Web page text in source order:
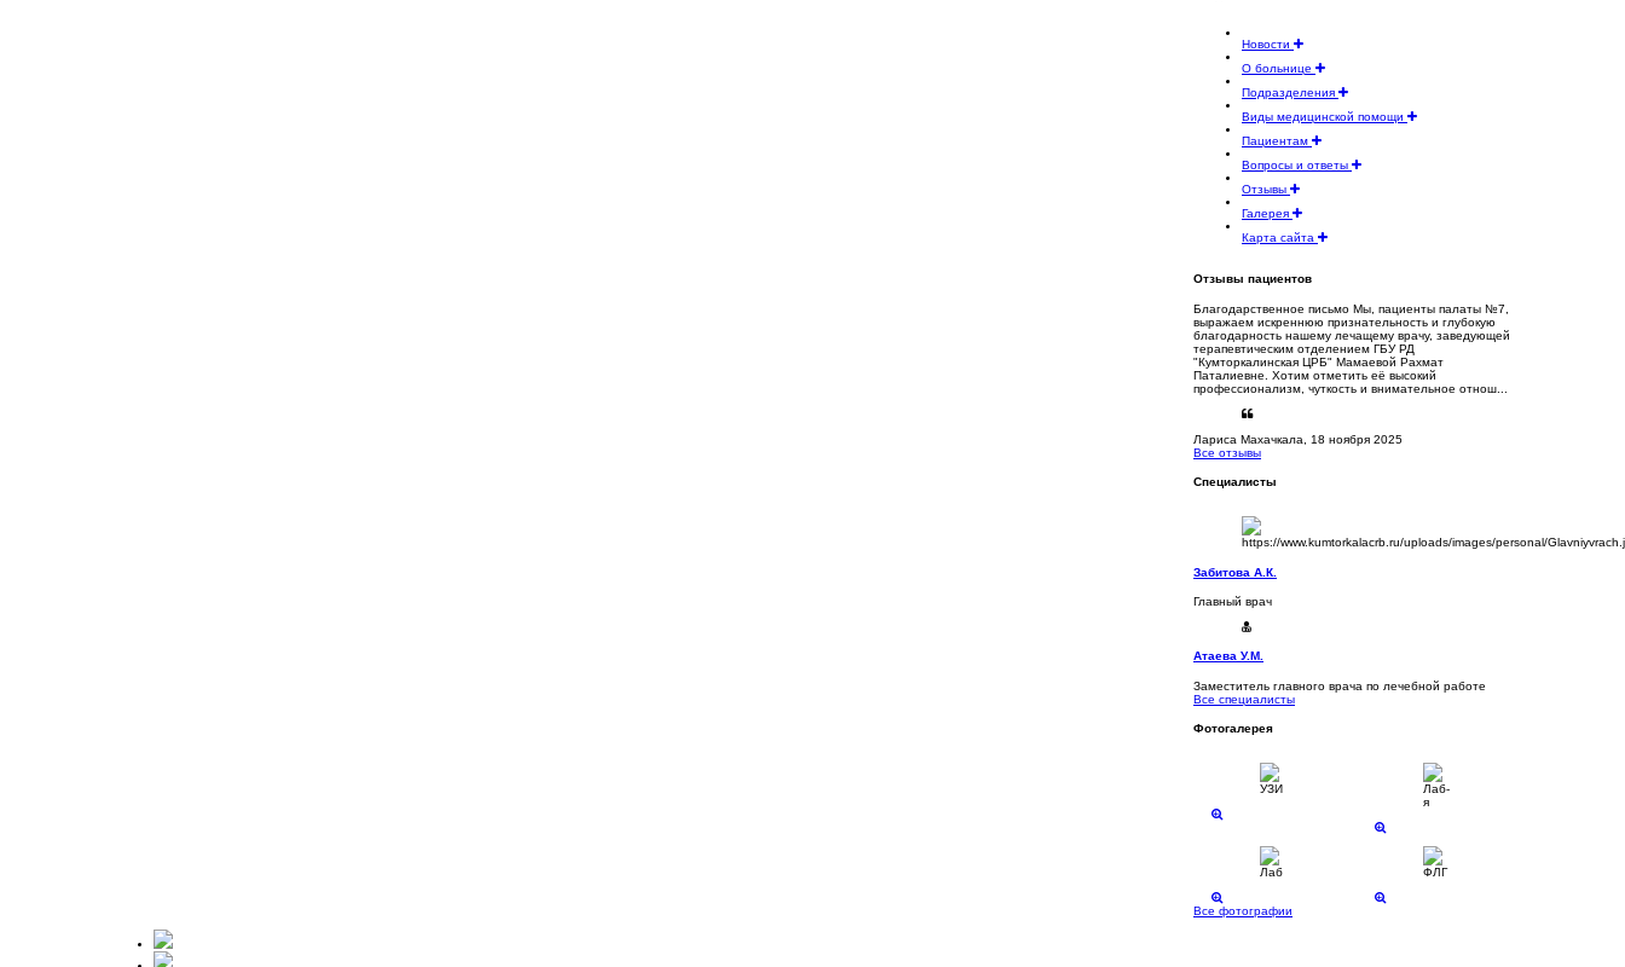
Новости
О больнице
Подразделения
Виды медицинской помощи
Пациентам
Вопросы и ответы
Отзывы
Галерея
Карта сайта
Отзывы пациентов
Благодарственное письмо Мы, пациенты палаты №7,
выражаем искреннюю признательность и глубокую
благодарность нашему лечащему врачу, заведующей
терапевтическим отделением ГБУ РД
"Кумторкалинская ЦРБ" Мамаевой Рахмат
Паталиевне. Хотим отметить её высокий
профессионализм, чуткость и внимательное отнош...
Лариса Махачкала, 18 ноября 2025
Все отзывы
Специалисты
Забитова А.К.
Главный врач
Атаева У.М.
Заместитель главного врача по лечебной работе
Все специалисты
Фотогалерея
Все фотографии